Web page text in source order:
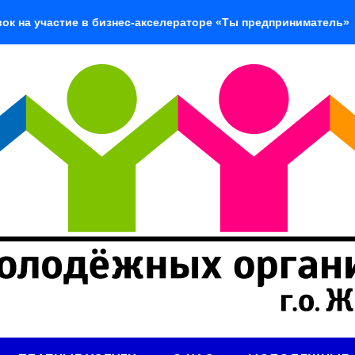
в бизнес-акселераторе «Ты предприниматель»